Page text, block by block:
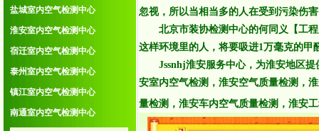
盐城室内空气检测中心
淮安室内空气检测中心
宿迁室内空气检测中心
泰州室内空气检测中心
镇江室内空气检测中心
南通室内空气检测中心
10.宿迁室内空气检测中心
12.镇江室内空气检测中心
13.南通室内空气检测中心
14.苏州常熟室内空气检测
16.苏州太仓室内空气检测
17.苏州昆山室内空气检测
18.苏州吴江室内空气检测
忽视，所以当相当多的人在受到污染伤
北京市装协检测中心的何同义【工程
这样环境里的人，将要吸进1万毫克的
Jssnhj淮安服务中心，为淮安地区提
安室内空气检测，淮安空气质量检测，
量检测，淮安车内空气质量检测，淮安